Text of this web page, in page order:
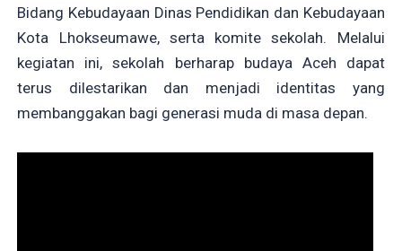
Bidang Kebudayaan Dinas Pendidikan dan Kebudayaan
Kota Lhokseumawe, serta komite sekolah. Melalui
kegiatan ini, sekolah berharap budaya Aceh dapat
terus dilestarikan dan menjadi identitas yang
membanggakan bagi generasi muda di masa depan.